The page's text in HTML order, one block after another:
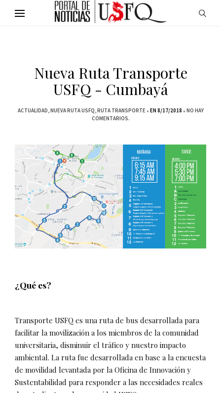
Nueva Ruta Transporte
USFQ - Cumbayá
ACTUALIDAD NUEVA RUTA USFQ RUTA TRANSPORTE EN 8/17/2018
NO HAY
COMENTARIOS.
¿Qué es?
Transporte USFQ es una ruta de bus desarrollada para
facilitar la movilización a los miembros de la comunidad
universitaria, disminuir el tráfico y nuestro impacto
ambiental. La ruta fue desarrollada en base a la encuesta
de movilidad levantada por la Oficina de Innovación y
Sustentabilidad para responder a las necesidades reales